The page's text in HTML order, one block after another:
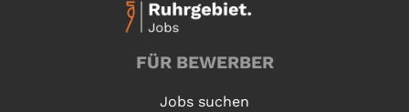
FÜR BEWERBER
Jobs suchen